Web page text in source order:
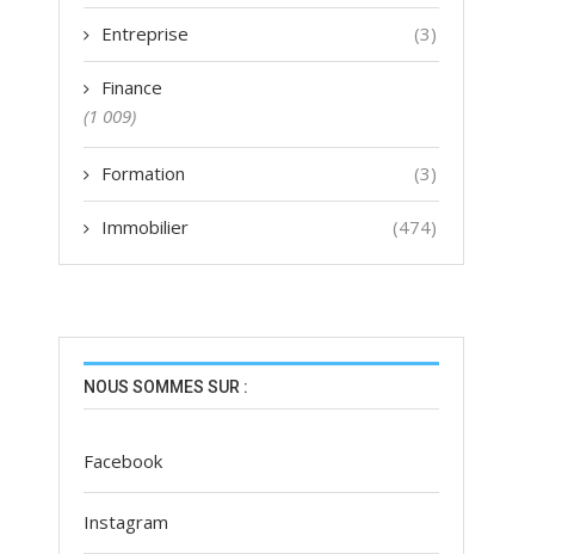
Entreprise (3)
Finance
(1 009)
Formation (3)
Immobilier (474)
NOUS SOMMES SUR :
Facebook
Instagram